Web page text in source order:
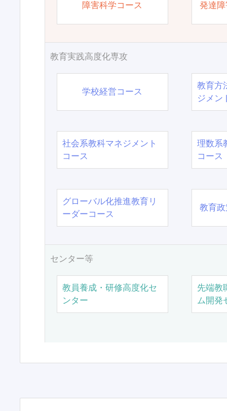
障害科学コース 発達
教育実践高度化専攻
学校経営コース
教育方
ジメン
社会系教科マネジメント
コース
理数系
コース
グローバル化推進教育リ
ーダーコース
教育
センター等
教員養成・研修高度化セ
ンター
先端教
ム開発